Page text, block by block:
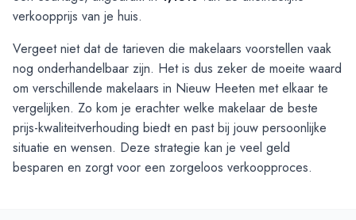
verkoopprijs van je huis.
Vergeet niet dat de tarieven die makelaars voorstellen vaak
nog onderhandelbaar zijn. Het is dus zeker de moeite waard
om verschillende makelaars in Nieuw Heeten met elkaar te
vergelijken. Zo kom je erachter welke makelaar de beste
prijs-kwaliteitverhouding biedt en past bij jouw persoonlijke
situatie en wensen. Deze strategie kan je veel geld
besparen en zorgt voor een zorgeloos verkoopproces.